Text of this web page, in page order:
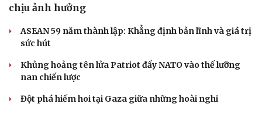
Cải chính
chịu ảnh hưởng
ASEAN 59 năm thành lập: Khẳng định bản lĩnh và giá trị
sức hút
Khủng hoảng tên lửa Patriot đẩy NATO vào thế lưỡng
nan chiến lược
Đột phá hiếm hoi tại Gaza giữa những hoài nghi